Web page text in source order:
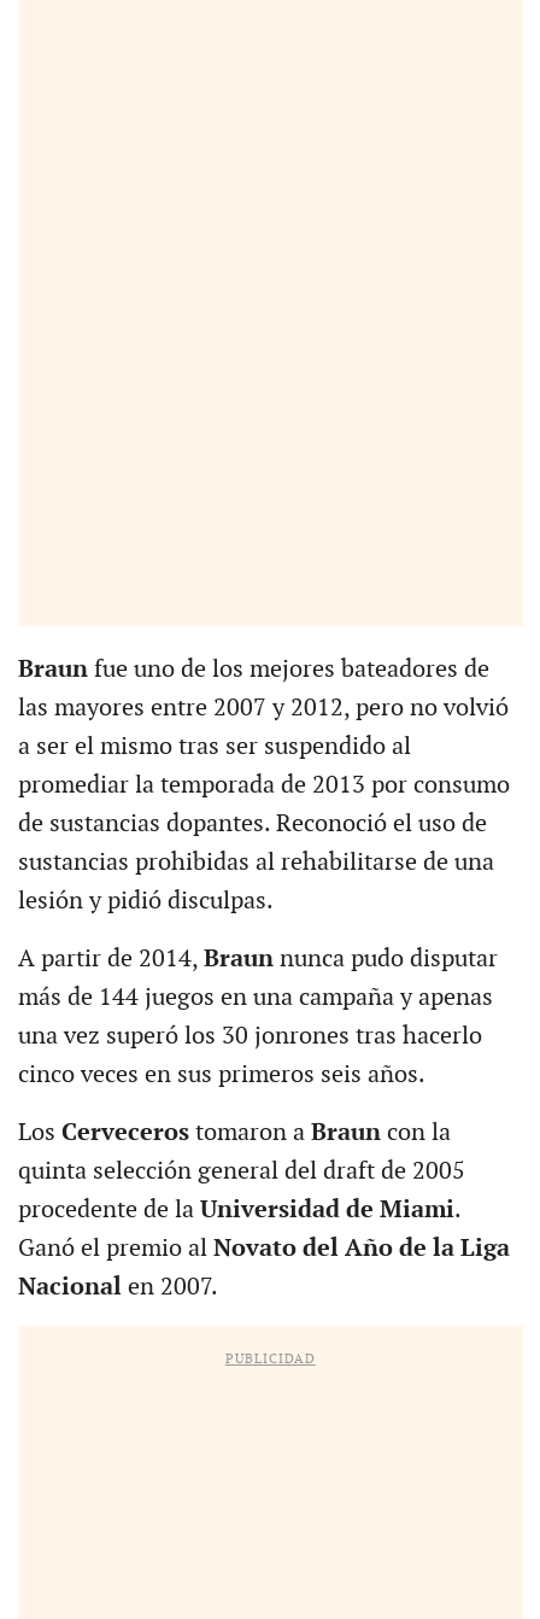
Braun fue uno de los mejores bateadores de
las mayores entre 2007 y 2012, pero no volvió
a ser el mismo tras ser suspendido al
promediar la temporada de 2013 por consumo
de sustancias dopantes. Reconoció el uso de
sustancias prohibidas al rehabilitarse de una
lesión y pidió disculpas.
A partir de 2014, Braun nunca pudo disputar
más de 144 juegos en una campaña y apenas
una vez superó los 30 jonrones tras hacerlo
cinco veces en sus primeros seis años.
Los Cerveceros tomaron a Braun con la
quinta selección general del draft de 2005
procedente de la Universidad de Miami.
Ganó el premio al Novato del Año de la Liga
Nacional en 2007.
PUBLICIDAD